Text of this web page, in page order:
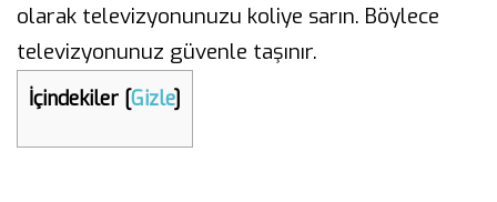
olarak televizyonunuzu koliye sarın. Böylece
televizyonunuz güvenle taşınır.
İçindekiler [Gizle]